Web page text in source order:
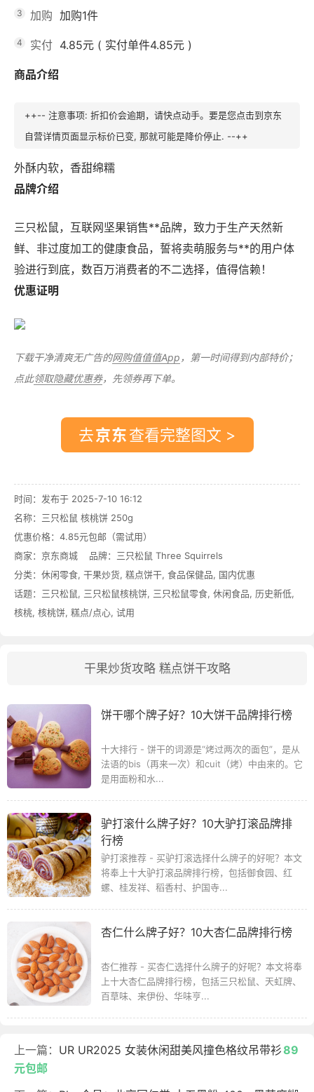
3 加购 加购1件
4 实付 4.85元 ( 实付单件4.85元 )
商品介绍
++-- 注意事项: 折扣价会逾期，请快点动手。要是您点击到京东
自营详情页面显示标价已变, 那就可能是降价停止. --++
外酥内软，香甜绵糯
品牌介绍
三只松鼠，互联网坚果销售**品牌，致力于生产天然新
鲜、非过度加工的健康食品，誓将卖萌服务与**的用户体
验进行到底，数百万消费者的不二选择，值得信赖！
优惠证明
下载干净清爽无广告的网购值值值App ，第一时间得到内部特价；
点此领取隐藏优惠券，先领券再下单。
去 查看完整图文 >
时间：发布于 2025-7-10 16:12
名称： 三只松鼠 核桃饼 250g
优惠价格： 4.85元包邮（需试用）
商家： 京东商城 品牌： 三只松鼠 Three Squirrels
分类： 休闲零食, 干果炒货, 糕点饼干, 食品保健品, 国内优惠
话题： 三只松鼠, 三只松鼠核桃饼, 三只松鼠零食, 休闲食品, 历史新低,
核桃, 核桃饼, 糕点/点心, 试用
干果炒货攻略 糕点饼干攻略
饼干哪个牌子好？10大饼干品牌排行榜
十大排行 - 饼干的词源是“烤过两次的面包”，是从
法语的bis（再来一次）和cuit（烤）中由来的。它
是用面粉和水...
驴打滚什么牌子好？10大驴打滚品牌排
行榜
驴打滚推荐 - 买驴打滚选择什么牌子的好呢？本文
将奉上十大驴打滚品牌排行榜，包括御食园、红
螺、桂发祥、稻香村、护国寺...
杏仁什么牌子好？10大杏仁品牌排行榜
杏仁推荐 - 买杏仁选择什么牌子的好呢？本文将奉
上十大杏仁品牌排行榜，包括三只松鼠、天虹牌、
百草味、来伊份、华味亨...
上一篇： UR UR2025 女装休闲甜美风撞色格纹吊带衫89
元包邮